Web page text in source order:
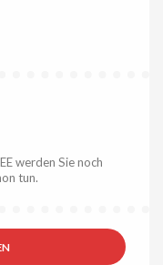
werden Sie noch
tun.